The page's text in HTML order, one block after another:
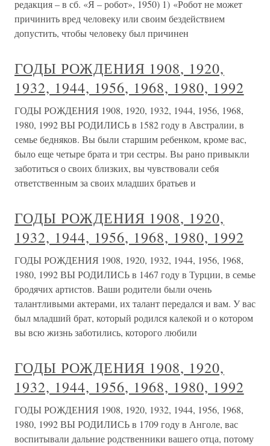
редакция – в сб. «Я – робот», 1950) 1) «Робот не может
причинить вред человеку или своим бездействием
допустить, чтобы человеку был причинен
ГОДЫ РОЖДЕНИЯ 1908, 1920,
1932, 1944, 1956, 1968, 1980, 1992
ГОДЫ РОЖДЕНИЯ 1908, 1920, 1932, 1944, 1956, 1968,
1980, 1992 ВЫ РОДИЛИСЬ в 1582 году в Австралии, в
семье бедняков. Вы были старшим ребенком, кроме вас,
было еще четыре брата и три сестры. Вы рано привыкли
заботиться о своих близких, вы чувствовали себя
ответственным за своих младших братьев и
ГОДЫ РОЖДЕНИЯ 1908, 1920,
1932, 1944, 1956, 1968, 1980, 1992
ГОДЫ РОЖДЕНИЯ 1908, 1920, 1932, 1944, 1956, 1968,
1980, 1992 ВЫ РОДИЛИСЬ в 1467 году в Турции, в семье
бродячих артистов. Ваши родители были очень
талантливыми актерами, их талант передался и вам. У вас
был младший брат, который родился калекой и о котором
вы всю жизнь заботились, которого любили
ГОДЫ РОЖДЕНИЯ 1908, 1920,
1932, 1944, 1956, 1968, 1980, 1992
ГОДЫ РОЖДЕНИЯ 1908, 1920, 1932, 1944, 1956, 1968,
1980, 1992 ВЫ РОДИЛИСЬ в 1709 году в Анголе, вас
воспитывали дальние родственники вашего отца, потому